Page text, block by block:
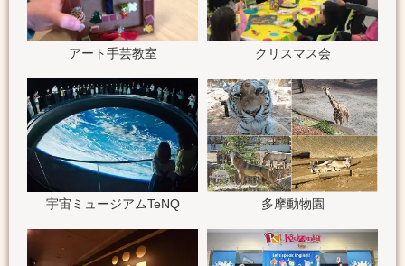
アート手芸教室 クリスマス会
宇宙ミュージアムTeNQ 多摩動物園